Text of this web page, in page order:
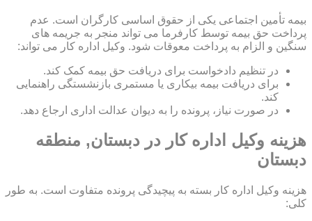
بیمه تأمین اجتماعی یکی از حقوق اساسی کارگران است. عدم
پرداخت حق بیمه توسط کارفرما می تواند منجر به جریمه های
سنگین و الزام به پرداخت معوقات شود. وکیل اداره کار می تواند:
در تنظیم دادخواست برای دریافت حق بیمه کمک کند.
برای دریافت بیمه بیکاری یا مستمری بازنشستگی راهنمایی
کند.
در صورت نیاز، پرونده را به دیوان عدالت اداری ارجاع دهد.
هزینه وکیل اداره کار در دبستان, منطقه
دبستان
هزینه وکیل اداره کار بسته به پیچیدگی پرونده متفاوت است. به طور
کلی: